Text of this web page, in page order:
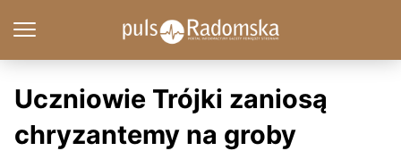
Uczniowie Trójki zaniosą
chryzantemy na groby